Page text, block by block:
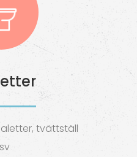
tvättställ